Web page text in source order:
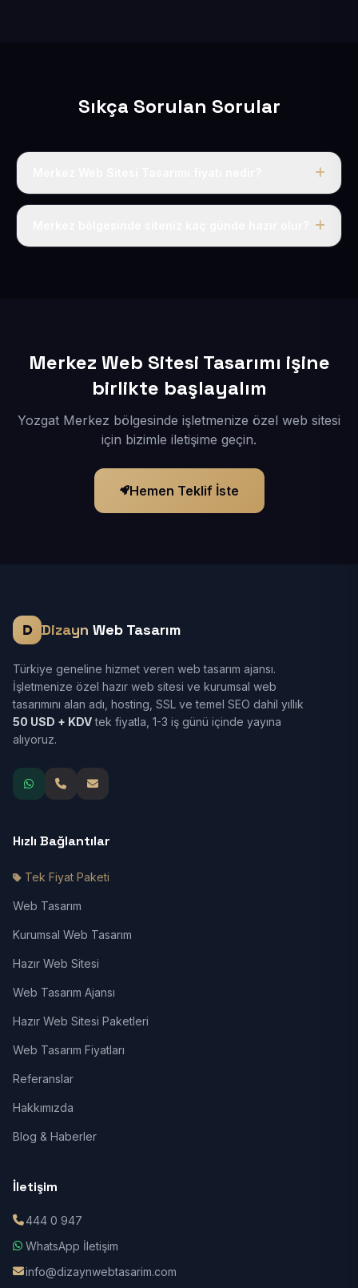
Sıkça Sorulan Sorular
Tek fiyat uygulanır: yıllık 50 USD + KDV. Bu bedele alan
Merkez Web Sitesi Tasarımı işine
birlikte başlayalım
Yozgat Merkez bölgesinde işletmenize özel web sitesi
için bizimle iletişime geçin.
Hemen Teklif İste
Dizayn Web Tasarım
Türkiye geneline hizmet veren web tasarım ajansı.
İşletmenize özel hazır web sitesi ve kurumsal web
tasarımını alan adı, hosting, SSL ve temel SEO dahil yıllık
50 USD + KDVtek fiyatla, 1-3 iş günü içinde yayına
alıyoruz.
Hızlı Bağlantılar
Tek Fiyat Paketi
Web Tasarım
Kurumsal Web Tasarım
Hazır Web Sitesi
Web Tasarım Ajansı
Hazır Web Sitesi Paketleri
Web Tasarım Fiyatları
Referanslar
Hakkımızda
Blog & Haberler
İletişim
444 0 947
WhatsApp İletişim
info@dizaynwebtasarim.com